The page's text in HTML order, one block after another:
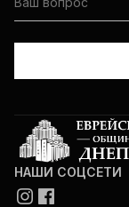
НАШИ СОЦСЕТИ